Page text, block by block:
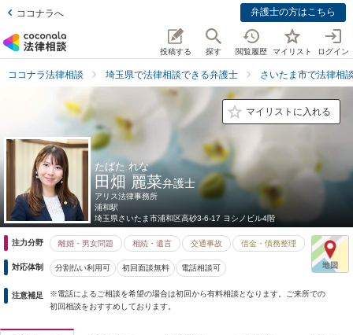
ココナラへ 弁護士の方はこちら
投稿する 探す 閲覧履歴 マイリスト ログイン
ココナラ法律相談 埼玉県で法律相談できる弁護士 さいたま市で法律相
マイリストに入れる
たばた れな
田畑 麗菜弁護士
アリス法律事務所
浦和駅
埼玉県さいたま市浦和区高砂3-6-17 ヨシノビル4階
注力分野 離婚・男女問題 相続・遺言 交通事故 借金・債務整理
対応体制 分割払い利用可 初回面談無料 電話相談可
注意補足
※電話によるご相談を希望の場合は初回から有料相談となります。ご来所での
初回相談をおすすめしております。